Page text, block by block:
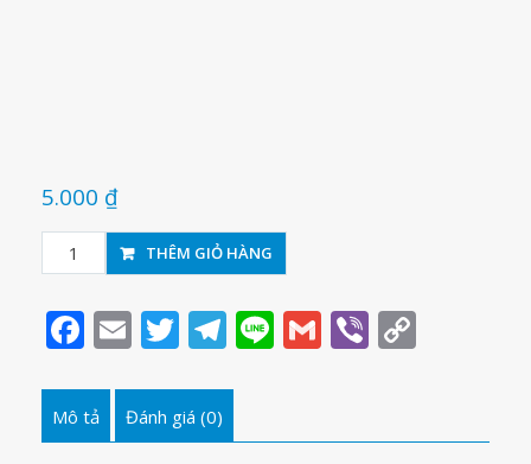
5.000 ₫
Tẩy
bút
Staedtler
35P
số
THÊM GIỎ HÀNG
Facebook
EmailTwitter
Telegram
LineGmail
Viber
Mô tả Đánh giá (0)